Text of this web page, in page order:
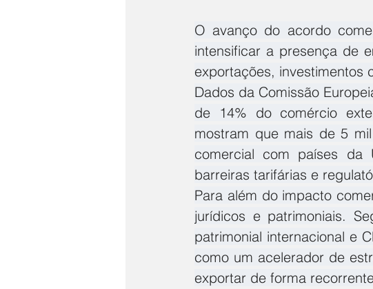
O avanço do acordo
intensificar a presença de
exportações, investimentos
Dados da Comissão
de 14% do comércio
mostram que mais de 5
comercial com países
barreiras tarifárias e
Para além do impacto
jurídicos e patrimoniais.
patrimonial internacional e
como um acelerador de
exportar de forma